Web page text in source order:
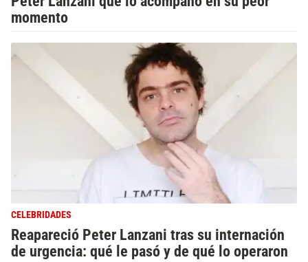
momento
CELEBRIDADES
Reapareció Peter Lanzani tras su internación
de urgencia: qué le pasó y de qué lo operaron